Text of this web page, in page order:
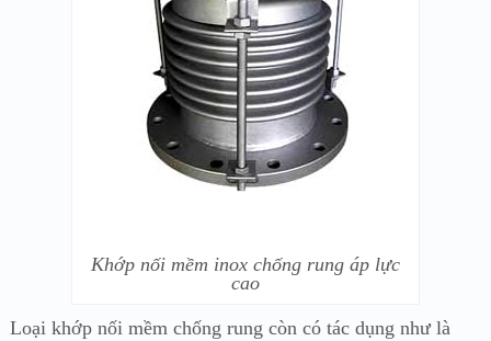
Khớp nối mềm inox chống rung áp lực
cao
Loại khớp nối mềm chống rung còn có tác dụng như là